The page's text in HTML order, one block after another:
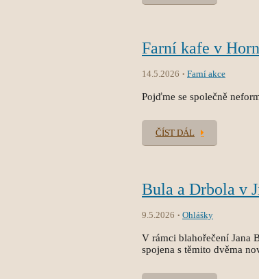
Farní kafe v
14.5.2026 Farní akce
Pojďme se společně
ČÍST DÁL
Bula a Drbola v
9.5.2026 Ohlášky
V rámci blahořečení Jana
spojena s těmito dvěma